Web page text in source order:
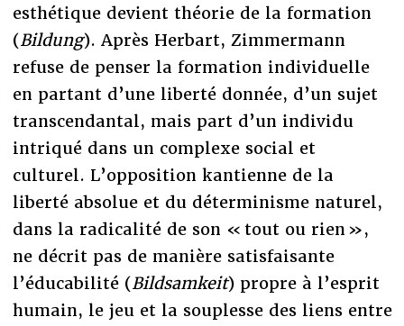
esthétique devient théorie de la formation
(Bildung). Après Herbart, Zimmermann
refuse de penser la formation individuelle
en partant d’une liberté donnée, d’un sujet
transcendantal, mais part d’un individu
intriqué dans un complexe social et
culturel. L’opposition kantienne de la
liberté absolue et du déterminisme naturel,
dans la radicalité de son « tout ou rien »,
ne décrit pas de manière satisfaisante
l’éducabilité (Bildsamkeit) propre à l’esprit
humain, le jeu et la souplesse des liens entre